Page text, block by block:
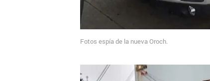
Fotos espía de la nueva Oroch.